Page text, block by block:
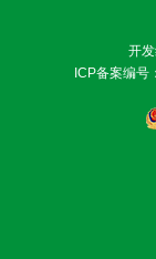
开
ICP备案编号：